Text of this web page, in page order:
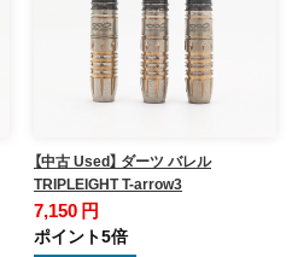
【中古 Used】 ダーツ バレル
TRIPLEIGHT T-arrow3
7,150 円
ポイント5倍